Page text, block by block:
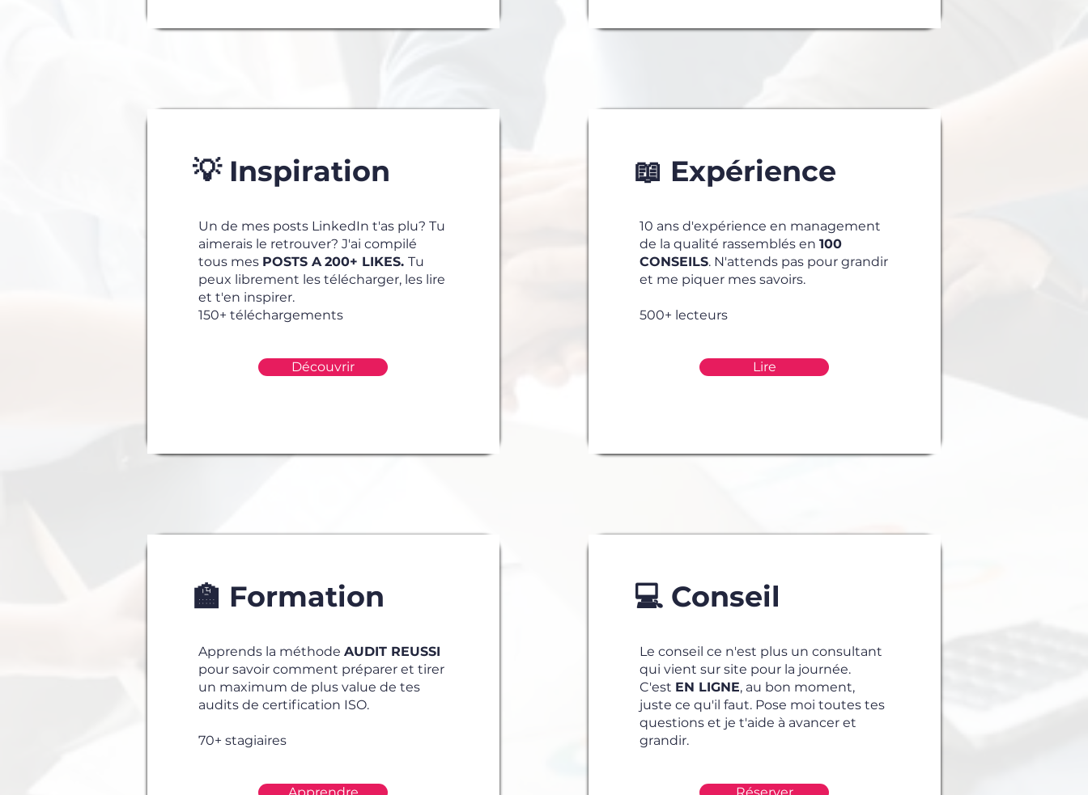
💡 Inspiration
Un de mes posts LinkedIn t'as plu? Tu
aimerais le retrouver? J'ai compilé
tous mes POSTS A 200+ LIKES. Tu
peux librement les télécharger, les lire
et t'en inspirer.
150+ téléchargements
Découvrir
🏫 Formation
Apprends la méthode AUDIT REUSSI
pour savoir comment préparer et tirer
un maximum de plus value de tes
audits de certification ISO.
70+ stagiaires
📖 Expérience
10 ans d'expérience en management
de la qualité rassemblés en 100
CONSEILS. N'attends pas pour grandir
et me piquer mes savoirs.
500+ lecteurs
Lire
💻 Conseil
Le conseil ce n'est plus un consultant
qui vient sur site pour la journée.
C'est EN LIGNE, au bon moment,
juste ce qu'il faut. Pose moi toutes tes
questions et je t'aide à avancer et
grandir.